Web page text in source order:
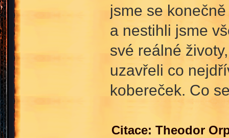
jsme se
a nestihli jsme
své reálné
uzavřeli co
kobereček. Co
Citace: Theodor